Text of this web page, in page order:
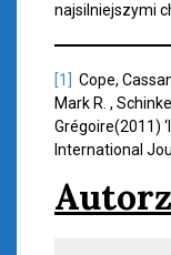
najsilniejszymi
[1]
Cope,
Mark R. ,
Grégoire(2011)
International